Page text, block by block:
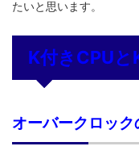
たいと思います。
K付きCPUと
オーバークロック